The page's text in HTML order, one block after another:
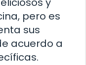
pero es
sus
acuerdo a